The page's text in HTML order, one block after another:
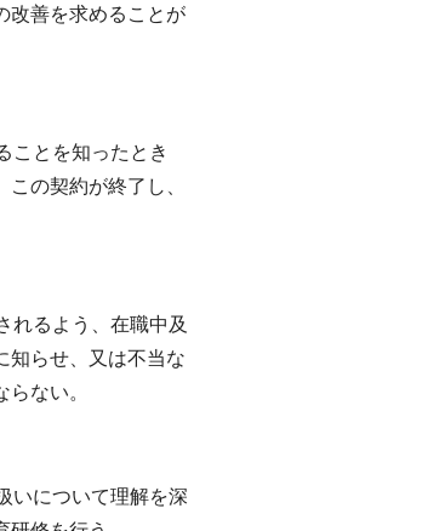
改善を求めることが
ことを知ったとき
の契約が終了し、
れるよう、在職中及
知らせ、又は不当な
ない。
いについて理解を深